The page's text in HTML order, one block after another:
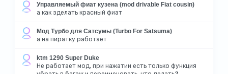
Управляемый фиат кузена (mod drivable Fiat cousin)
а как зделать красный фиат
Мод Турбо для Сатсумы (Turbo For Satsuma)
а на пиратку работает
ktm 1290 Super Duke
Не работает мод, при нажатии есть только функция